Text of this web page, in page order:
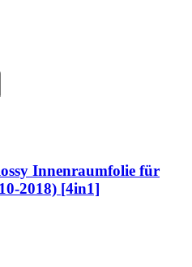
Innenraumfolie für
2018) [4in1]